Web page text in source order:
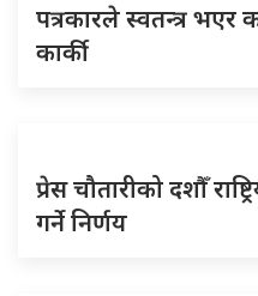
पत्रकारले स्वतन्त्र भएर
कार्की
प्रेस चौतारीको दशौँ
गर्ने निर्णय